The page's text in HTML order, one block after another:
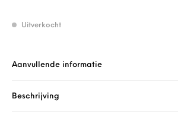
Uitverkocht
Aanvullende informatie
Beschrijving